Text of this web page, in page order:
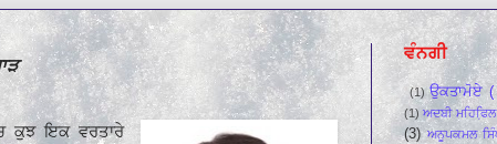
ਕੁਝ ਇਕ ਵਰਤਾਰੇ
ਵੰਨਗੀ
(1) ਉਕਤਾਮੋਏ (
(1) ਅਦਬੀ ਮਹਿਫਿ਼ਲ
(3) ਅਨੂਪਕਮਲ